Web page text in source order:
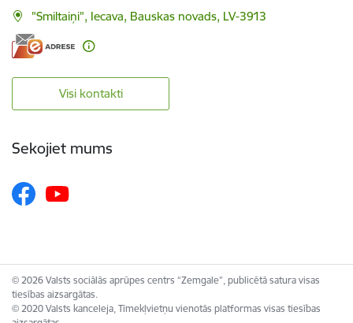
"Smiltaiņi", Iecava, Bauskas novads, LV-3913
Visi kontakti
Sekojiet mums
© 2026 Valsts sociālās aprūpes centrs “Zemgale”, publicētā satura visas
tiesības aizsargātas.
© 2020 Valsts kanceleja, Tīmekļvietņu vienotās platformas visas tiesības